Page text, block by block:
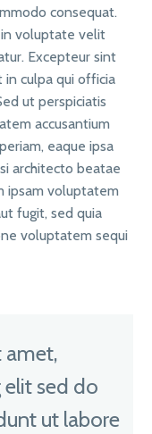
consequat.
voluptate velit
Excepteur sint
culpa qui officia
ut perspiciatis
accusantium
eaque ipsa
architecto beatae
ipsam voluptatem
fugit, sed quia
voluptatem sequi
amet,
sed do
ut labore